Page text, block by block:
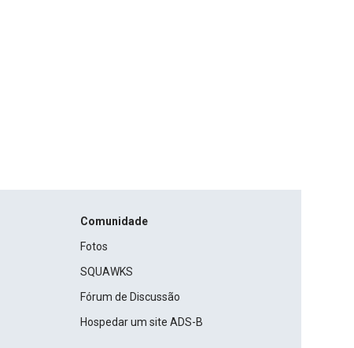
Comunidade
Fotos
SQUAWKS
Fórum de Discussão
Hospedar um site ADS-B